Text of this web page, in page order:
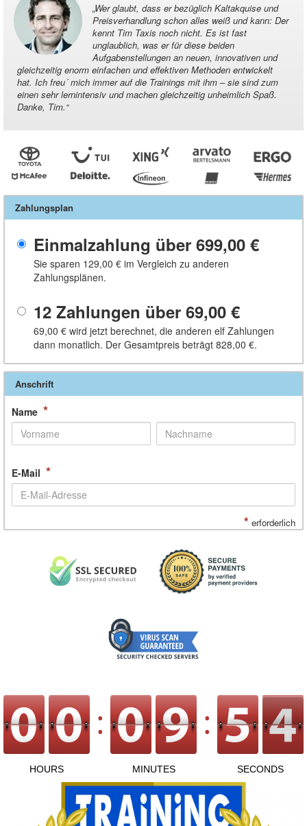
„Wer glaubt, dass er bezüglich Kaltakquise und
Preisverhandlung schon alles weiß und kann: Der
kennt Tim Taxis noch nicht. Es ist fast
unglaublich, was er für diese beiden
Aufgabenstellungen an neuen, innovativen und
gleichzeitig enorm einfachen und effektiven Methoden entwickelt
hat. Ich freu´ mich immer auf die Trainings mit ihm – sie sind zum
einen sehr lernintensiv und machen gleichzeitig unheimlich Spaß.
Danke, Tim.“
Zahlungsplan
Einmalzahlung über 699,00 €
Sie sparen 129,00 € im Vergleich zu anderen
Zahlungsplänen.
12 Zahlungen über 69,00 €
69,00 € wird jetzt berechnet, die anderen elf Zahlungen
dann monatlich. Der Gesamtpreis beträgt 828,00 €.
Anschrift
Name *
E-Mail *
* erforderlich